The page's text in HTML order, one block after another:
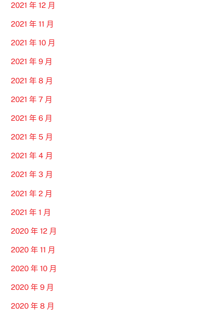
2021 年 12 月
2021 年 11 月
2021 年 10 月
2021 年 9 月
2021 年 8 月
2021 年 7 月
2021 年 6 月
2021 年 5 月
2021 年 4 月
2021 年 3 月
2021 年 2 月
2021 年 1 月
2020 年 12 月
2020 年 11 月
2020 年 10 月
2020 年 9 月
2020 年 8 月